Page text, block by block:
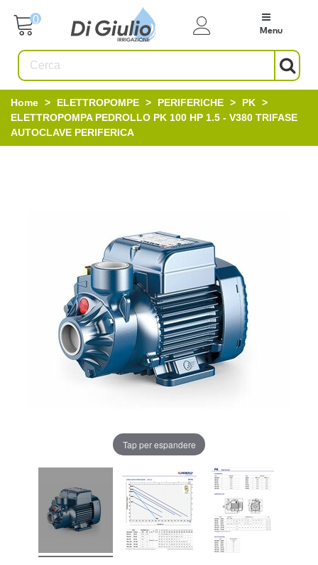
0
Menu
Home > ELETTROPOMPE > PERIFERICHE > PK >
ELETTROPOMPA PEDROLLO PK 100 HP 1.5 - V380 TRIFASE
AUTOCLAVE PERIFERICA
Tap per espandere